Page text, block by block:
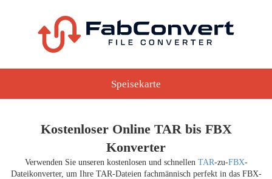
Speisekarte
Kostenloser Online TAR bis FBX
Konverter
Verwenden Sie unseren kostenlosen und schnellen TAR-zu-FBX-
Dateikonverter, um Ihre TAR-Dateien fachmännisch perfekt in das FBX-